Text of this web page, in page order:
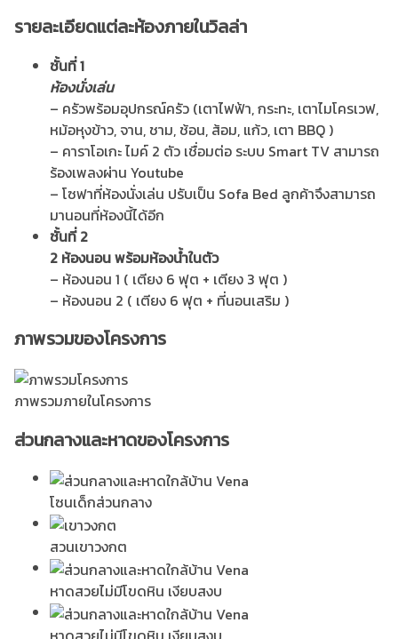
รายละเอียดแต่ละห้องภายในวิลล่า
ชั้นที่ 1
ห้องนั่งเล่น
– ครัวพร้อมอุปกรณ์ครัว (เตาไฟฟ้า, กระทะ, เตาไมโครเวฟ,
หม้อหุงข้าว, จาน, ชาม, ช้อน, ส้อม, แก้ว, เตา BBQ )
– คาราโอเกะ ไมค์ 2 ตัว เชื่อมต่อ ระบบ Smart TV สามารถ
ร้องเพลงผ่าน Youtube
– โซฟาที่ห้องนั่งเล่น ปรับเป็น Sofa Bed ลูกค้าจึงสามารถ
มานอนที่ห้องนี้ได้อีก
ชั้นที่ 2
2 ห้องนอน พร้อมห้องน้ำในตัว
– ห้องนอน 1 ( เตียง 6 ฟุต + เตียง 3 ฟุต )
– ห้องนอน 2 ( เตียง 6 ฟุต + ที่นอนเสริม )
ภาพรวมของโครงการ
ภาพรวมภายในโครงการ
ส่วนกลางและหาดของโครงการ
โซนเด็กส่วนกลาง
สวนเขาวงกต
หาดสวยไม่มีโขดหิน เงียบสงบ